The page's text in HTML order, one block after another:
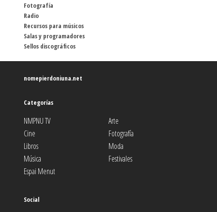
Fotografía
Radio
Recursos para músicos
Salas y programadores
Sellos discográficos
nomepierdoniuna.net
Categorías
NMPNU TV
Arte
Cine
Fotografía
Libros
Moda
Música
Festivales
Espai Menut
Social